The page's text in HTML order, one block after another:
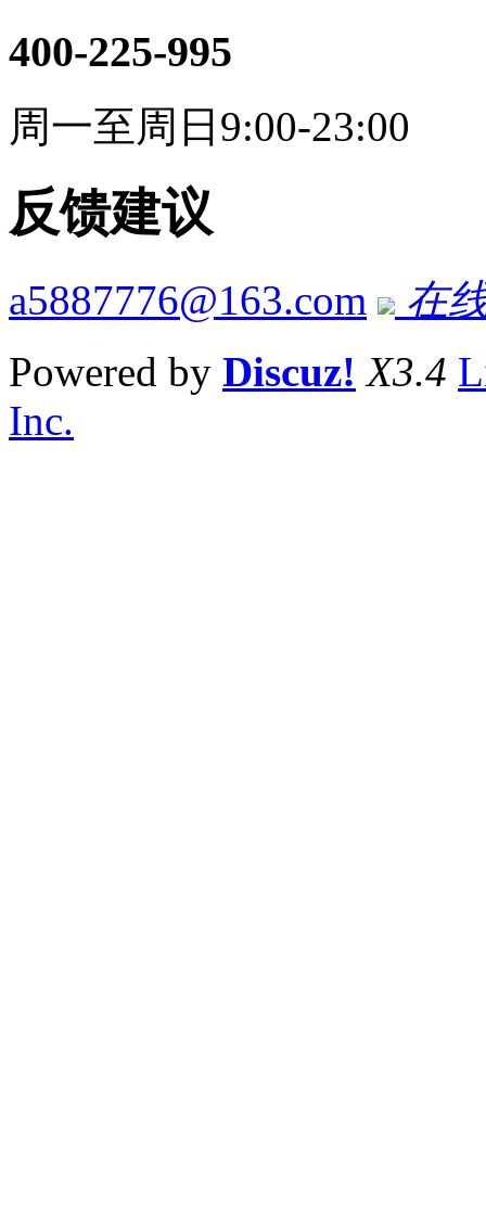
400-225-995
周一至周日9:00-23:00
反馈建议
a5887776@163.com
在
Powered by Discuz! X3.4
Inc.